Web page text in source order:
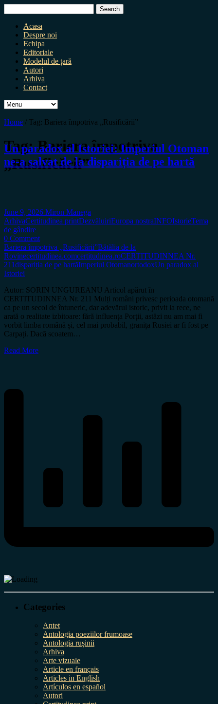
for:
Acasa
Despre noi
Echipa
Editoriale
Modelul de țară
Autori
Arhiva
Contact
Home / Tag: Bariera împotriva „Rusificării”
Tag:Bariera împotriva
„Rusificării”
Un paradox al Istoriei: Imperiul Otoman
ne-a salvat de la dispariția de pe hartă
June 9, 2026 Miron Manega
ArhivaCertitudinea printDezvăluiriEuropa nostraINFOIstorieTema
de gândire
0 Comment
Bariera împotriva „Rusificării”Bătălia de la
Rovinecertitudinea.comcertitudinea.roCERTITUDINNEA Nr.
211dispariția de pe hartăImperiul OtomanortodoxUn paradox al
Istoriei
Autor: SORIN UNGUREANU Articol apărut în
CERTITUDINNEA Nr. 211 Mulți români privesc perioada otomană
ca pe un secol de întuneric, dar adevărul istoric, privit la rece, ne
arată o realitate izbitoare: fără influența Porții, astăzi nu am mai fi
vorbit limba română și, cel mai probabil, granița Rusiei ar fi fost pe
Carpați. Dacă scoatem…
Read More
Categories
Antet
Antologia poeziilor frumoase
Antologia rușinii
Arhiva
Arte vizuale
Article en français
Articles in English
Artículos en español
Autori